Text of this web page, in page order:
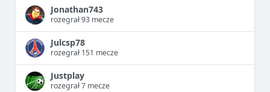
Jonathan743
rozegrał 93 mecze
Julcsp78
rozegrał 151 mecze
Justplay
rozegrał 7 mecze